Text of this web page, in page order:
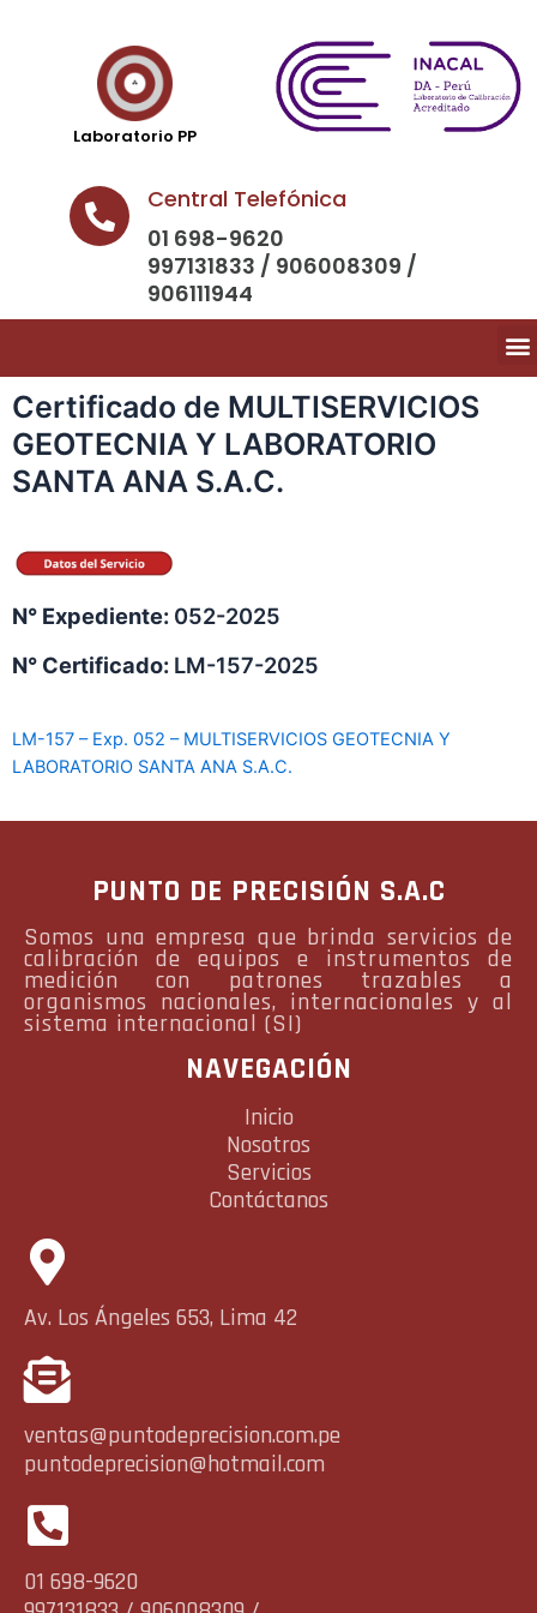
Laboratorio PP
Central Telefónica
01 698-9620
997131833 / 906008309 /
906111944
Certificado de MULTISERVICIOS
GEOTECNIA Y LABORATORIO
SANTA ANA S.A.C.
N° Expediente: 052-2025
N° Certificado: LM-157-2025
LM-157 – Exp. 052 – MULTISERVICIOS GEOTECNIA Y
LABORATORIO SANTA ANA S.A.C.
PUNTO DE PRECISIÓN S.A.C
Somos una empresa que brinda servicios de
calibración de equipos e instrumentos de
medición con patrones trazables a
organismos nacionales, internacionales y al
sistema internacional (SI)
NAVEGACIÓN
Inicio
Nosotros
Servicios
Contáctanos
Av. Los Ángeles 653, Lima 42
ventas@puntodeprecision.com.pe
puntodeprecision@hotmail.com
01 698-9620